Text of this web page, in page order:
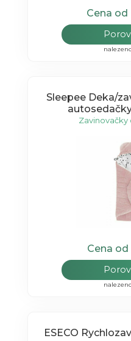
Cena od
Sleepee Deka/
Cena
ESECO